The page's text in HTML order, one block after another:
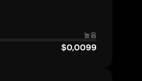
높음
$0,0099